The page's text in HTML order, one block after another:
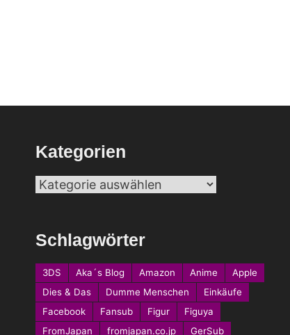
Kategorien
Kategorien
Schlagwörter
3DS Aka´s Blog Amazon Anime
Apple
Dies & Das
Dumme Menschen
Einkäufe
Facebook
Fansub Figur
Figuya
FromJapan
fromjapan.co.jp
GerSub